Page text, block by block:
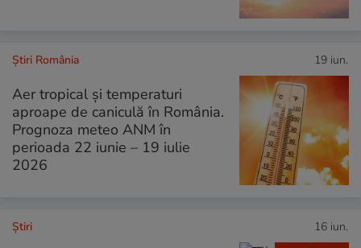
Știri România 19 iun.
Aer tropical și temperaturi
aproape de caniculă în România.
Prognoza meteo ANM în
perioada 22 iunie – 19 iulie
2026
Ştiri 16 iun.